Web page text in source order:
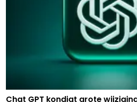
Chat GPT kondigt grote